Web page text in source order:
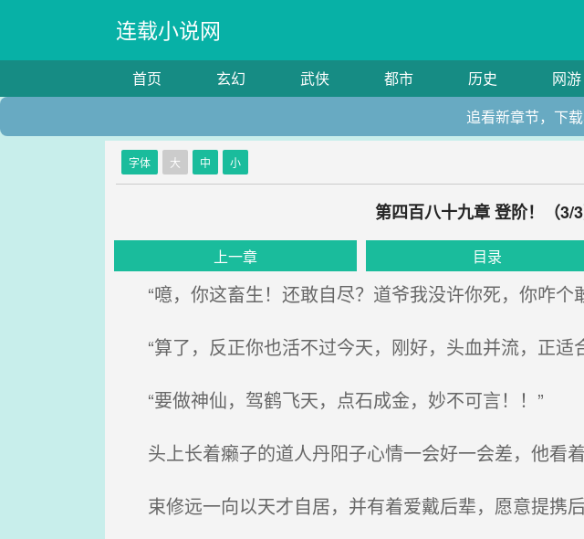
连载小说网
首页 玄幻 武侠 都市 历史 网游
追看新章节，下
字体 大 中 小
第四百八十九章 登阶！（3/
上一章 目录
“噫，你这畜生！还敢自尽？道爷我没许你死，你咋个
“算了，反正你也活不过今天，刚好，头血并流，正适
“要做神仙，驾鹤飞天，点石成金，妙不可言！！”
头上长着癞子的道人丹阳子心情一会好一会差，他看
束修远一向以天才自居，并有着爱戴后辈，愿意提携后